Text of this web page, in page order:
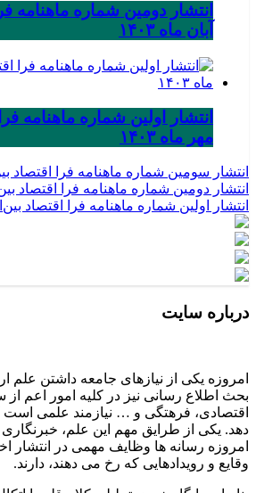
انتشار دومین شماره ماهنامه
آبان ماه ۱۴۰۳
انتشار اولین شماره ماهنامه
مهر ماه ۱۴۰۳
انتشار سومین شماره ماهنامه فرا اقتصاد
انتشار دومین شماره ماهنامه فرا اقتصاد
انتشار اولین شماره ماهنامه فرا اقتصاد
درباره سایت
امروزه یکی از نیازهای جامعه داشتن علم
بحث اطلاع رسانی نیز در کلیه امور اعم از
اقتصادی، فرهتگی و … نیازمند علمی است
دهد. یکی از طرایق مهم این علم،
امروزه رسانه ها وظایف مهمی در انتشار
وقایع و رویدادهایی که رخ می دهند، دارند.